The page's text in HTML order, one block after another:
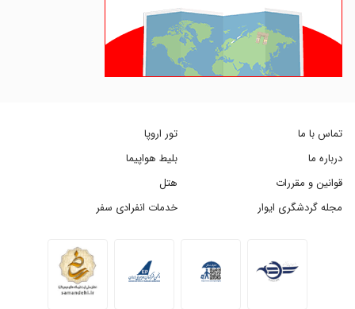
تماس با ما
درباره ما
قوانین و مقررات
مجله گردشگری ایوار
تور اروپا
بلیط هواپیما
هتل
خدمات انفرادی سفر